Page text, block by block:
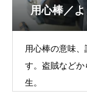
用心棒／
用心棒の意味
す。盗賊など
生。